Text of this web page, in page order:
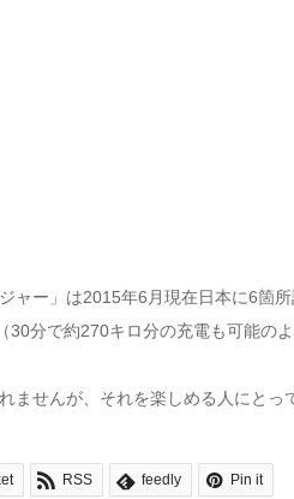
ャー」は2015年6月現在日本に6箇
分で約270キロ分の充電も可能のよ
ませんが、それを楽しめる人にとっ
RSS feedly Pin it